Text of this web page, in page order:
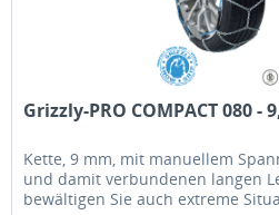
Grizzly-PRO COMPACT 080 -
Kette, 9 mm, mit manuellem
und damit verbundenen langen
bewältigen Sie auch extreme